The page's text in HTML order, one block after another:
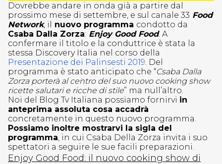
Dovrebbe andare in onda già a partire dal
prossimo mese di settembre, e sul canale 33 Food
Network, il nuovo programma condotto da
Csaba Dalla Zorza: Enjoy Good Food. A
confermare il titolo e la conduttrice è stata la
stessa Discovery Italia nel corso della
Presentazione dei Palinsesti 2019 . Del
programma è stato anticipato che “Csaba Dalla
Zorza porterà al centro del suo nuovo cooking show
ricette salutari e ricche di stile” ma null’altro.
Noi del Blog Tv Italiana possiamo fornirvi in
anteprima assoluta cosa accadrà
concretamente in questo nuovo programma.
Possiamo inoltre mostrarvi la sigla del
programma , in cui Csaba Della Zorza invita i suo
spettatori a seguire le sue facili preparazioni.
Enjoy Good Food: il nuovo cooking show di